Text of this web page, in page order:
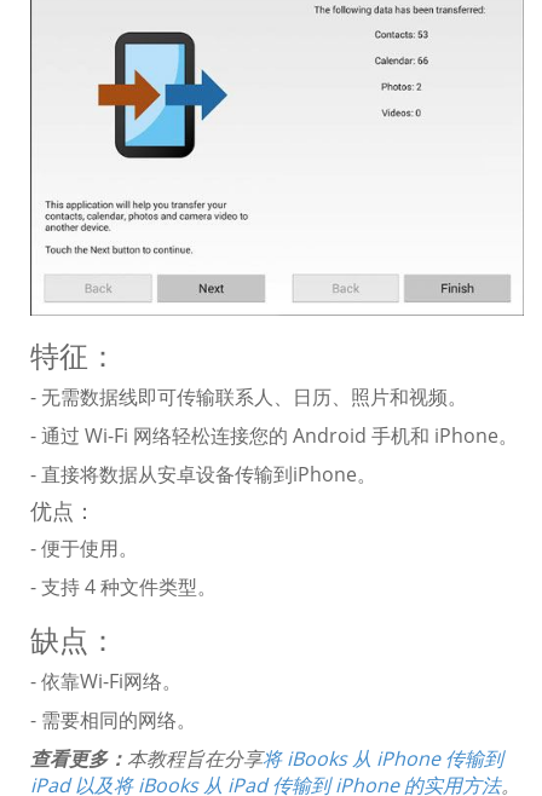
特征：
- 无需数据线即可传输联系人、日历、照片和视频。
- 通过 Wi-Fi 网络轻松连接您的 Android 手机和 iPhone。
- 直接将数据从安卓设备传输到iPhone。
优点：
- 便于使用。
- 支持 4 种文件类型。
缺点：
- 依靠Wi-Fi网络。
- 需要相同的网络。
查看更多： 本教程旨在分享将 iBooks 从 iPhone 传输到
iPad 以及将 iBooks 从 iPad 传输到 iPhone 的实用方法。